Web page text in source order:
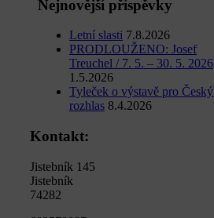
Nejnovější příspěvky
Letní slasti 7.8.2026
PRODLOUŽENO: Josef
Treuchel / 7. 5. – 30. 5. 2026
1.5.2026
Tyleček o výstavě pro Český
rozhlas 8.4.2026
Kontakt:
Jistebník 145
Jistebník
74282